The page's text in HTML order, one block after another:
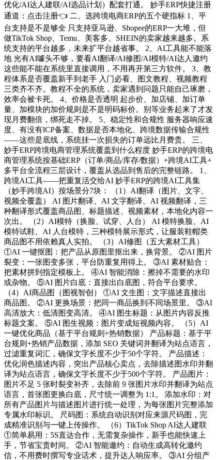
优化/AI达人建联/AI选品计划）配套打通。 妙手ERP快捷注册
通道：点击注册👈 二、选跨境电商ERP的五个硬指标 1、平
台支持是不是够全 只支持亚马逊、Shopee的ERP一大堆，但
做TikTok Shop、Temu、美客多、SHEIN的卖家越来越多。系
统支持的平台越多，未来扩平台越省事。 2、AI工具能不能落
地 光有AI噱头不够，要看AI翻译/AI修图/AI模特/AI达人邀约
这些能不能在系统里直接调用，不用再开第三方软件。 3、教
程体系是否覆盖新手到老手 入门必看、图文教程、视频教程
三类齐不齐。教程不全的系统，卖家遇到问题只能自己琢磨，
效率会被卡死。 4、价格是否透明 起步价、加店铺、加订单
量、加模块的加价规则是不是明码标价。别等业务起来了才发
现月费翻倍，绑死走不掉。 5、稳定性和合规性 服务器响应速
度、有没有ICP备案、数据是否本地化、跨境数据传输合规性
——这些是底线，系统挂一次损失的订单远比月费贵。 三、
妙手ERP跨境电商管理系统覆盖到什么程度 妙手ERP的跨境电
商管理系统按基础ERP（订单/商品/库存/数据）+跨境AI工具+
多平台全流程三层设计，覆盖从选品到售后的完整链路。 1、
跨境AI工具——把重复活交给AI 妙手ERP的跨境AI工具集
（妙手跨境AI）按场景分7块： （1）AI翻译（图片、文字、
视频全覆盖） AI 图片翻译、AI 文字翻译、AI 视频翻译，三
种翻译形式覆盖商品图、标题描述、视频素材，本地化内容一
次出。 （2）AI模特（换脸、试穿、人台） AI 模特换脸、AI
模特试鞋、AI 人台模特，三种模特展示形式，让服装鞋帽类
商品图不用依赖真人实拍。 （3）AI修图（五大素材工具）
①AI 一键抠图：把产品从原图里抠出来，换背景。 ②AI 图片
裂变：一张图变多张，平台防重复用得上。 ③AI 素材贴合：
把素材拼到指定模板上。 ④AI 智能消除：擦掉不需要的水印
或杂物。 ⑤AI 图片白底：直接出白底图，符合平台要求。
（4）AI商品图（图视智创） ①AI 文生图：文字描述直接出
商品图。 ②AI 更换场景：把同一商品换到不同场景里。 ③AI
高清放大：低清图变高清。 ④AI 图生标题：从图片内容反推
标题文案。 ⑤AI 图生视频：图片变成短视频内容。 （5）AI
一键优化商品（基于平台规则+热销数据） 产品标题：基于平
台规则+热销产品数据，添加 SEO 关键词并翻译为站点语言，
过滤重复词汇，确保文字长度不少于50个字符。 产品描述：
优化润色描述内容，突出产品核心卖点，去除描述图水印并翻
译为站点语言，确保文字长度不少于500个字符。 产品图片：
图片不足 5 张时裂变补齐，去除前 9 张图片水印并翻译为站点
语言，首张图更换白底，尺寸统一调整为 1:1。 添加水印：对
所有产品图片与描述图片进行统一处理，为每张图片完整添加
专属水印标识。 尺码图：系统自动识别对应来源尺码图，完
成精准识别与一键上传操作。 （6）TikTok Shop AI达人建联
①简单易用：5S直达合作，无需复杂操作，新手也能快速上
手，节省宝贵时间。 ②AI 智能邀约：自动生成高转化邀约
信，不用费时撰写专业话术，提升达人响应率。 ③AI 分组产